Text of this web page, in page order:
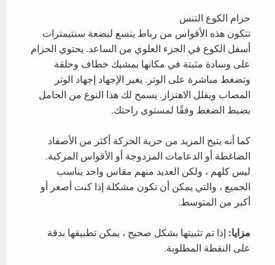
حزام الكوع التنس
تتكون هذه الأقواس من رباط يتسع لبضعة سنتيمترات
أسفل الكوع في الجزء العلوي من الساعد. يحتوي الحزام
على وسادة مثبتة في مكانها بمشبك خطاف وحلقة
وتضغط مباشرة على الوتر. يغير الإجهاد إجهاد الوتر
المصاب ويقلل الاهتزاز. يسمح لك هذا النوع من الحامل
بضبط الضغط وفقًا لمستوى راحتك.
كما أنه يتيح المزيد من حرية الحركة أكثر من الأصفاد
الضاغطة أو الدعامات المزدوجة أو الأقواس المركبة.
ليس كلهم ، ولكن العديد منهم مقاس واحد يناسب
الجميع ، والتي يمكن أن تكون مشكلة إذا كنت أصغر أو
أكبر من المتوسط.
مزايا: إذا تم تثبيتها بشكل صحيح ، يمكن تطبيقها بدقة
على النقطة المطلوبة.